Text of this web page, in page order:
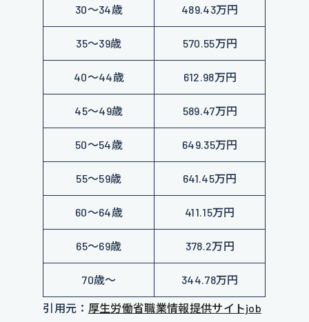
30～34歳 489.43万円
35～39歳 570.55万円
40～44歳 612.98万円
45～49歳 589.47万円
50～54歳 649.35万円
55～59歳 641.45万円
60～64歳 411.15万円
65～69歳 378.2万円
70歳～ 344.78万円
引用元： 厚生労働省職業情報提供サイトjob